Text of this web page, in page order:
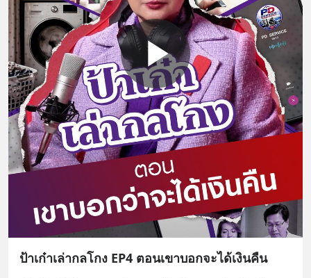
ป้าเก๋าเล่ากลโกง EP4 ตอนเขาบอกจะได้เงินคืน